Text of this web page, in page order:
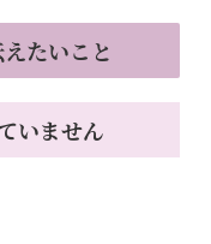
たいこと
いません